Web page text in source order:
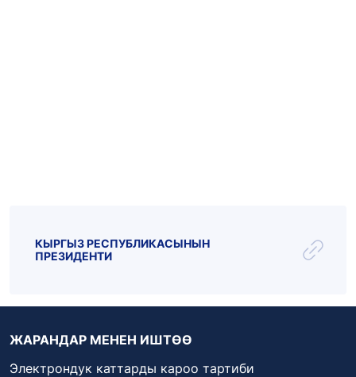
КЫРГЫЗ РЕСПУБЛИКАСЫНЫН
ПРЕЗИДЕНТИ
ЖАРАНДАР МЕНЕН ИШТӨӨ
Электрондук каттарды кароо тартиби